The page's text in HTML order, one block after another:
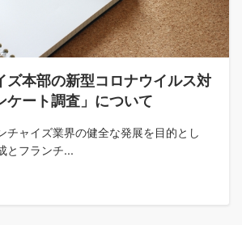
ズ本部の新型コロナウイルス対
ケート調査」について
チャイズ業界の健全な発展を目的とし
とフランチ...